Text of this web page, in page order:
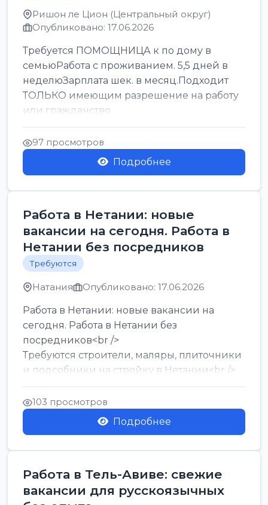
Ришон ле Цион (Центральный округ)
Опубликовано: 17.06.2026
Требуется ПОМОЩНИЦА к по дому в
семьюРабота с проживанием. 5,5 дней в
неделюЗарплата шек. в месяц.Подходит
ТОЛЬКО имеющим разрешение на работу
или гражданство
97 просмотров
Подробнее
Работа в Нетании: новые
вакансии на сегодня. Работа в
Нетании без посредников
Требуются
Натания Опубликовано: 17.06.2026
Работа в Нетании: новые вакансии на
сегодня. Работа в Нетании без
посредников<br />
Требуются строители, маляры, плиточники
и подсобники на стройку в Нетании<br />
Срочно требуются горничные, уборщи...
103 просмотров
Подробнее
Работа в Тель-Авиве: свежие
вакансии для русскоязычных